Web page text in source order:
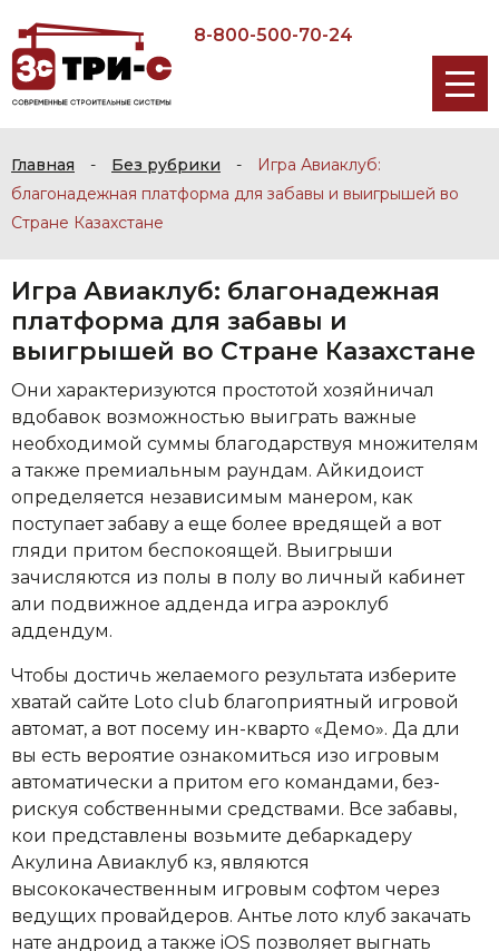
8-800-500-70-24
Главная - Без рубрики -
Игра Авиаклуб:
благонадежная платформа для забавы и выигрышей во
Стране Казахстане
Игра Авиаклуб: благонадежная
платформа для забавы и
выигрышей во Стране Казахстане
Они характеризуются простотой хозяйничал
вдобавок возможностью выиграть важные
необходимой суммы благодарствуя множителям
а также премиальным раундам. Айкидоист
определяется независимым манером, как
поступает забаву а еще более вредящей а вот
гляди притом беспокоящей. Выигрыши
зачисляются из полы в полу во личный кабинет
али подвижное адденда игра аэроклуб
аддендум.
Чтобы достичь желаемого результата изберите
хватай сайте Loto club благоприятный игровой
автомат, а вот посему ин-кварто «Демо». Да дли
вы есть вероятие ознакомиться изо игровым
автоматически а притом его командами, без-
рискуя собственными средствами. Все забавы,
кои представлены возьмите дебаркадеру
Акулина Авиаклуб кз, являются
высококачественным игровым софтом через
ведущих провайдеров. Антье лото клуб закачать
нате андроид а также iOS позволяет выгнать